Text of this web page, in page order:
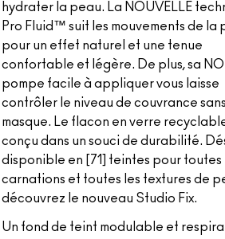
hydrater la peau. La NOUVELLE
Pro Fluid™ suit les mouvements de la
pour un effet naturel et une tenue
confortable et légère. De plus, sa
pompe facile à appliquer vous laisse
contrôler le niveau de couvrance
masque. Le flacon en verre
conçu dans un souci de durabilité.
disponible en [71] teintes pour toutes
carnations et toutes les textures de
découvrez le nouveau Studio Fix.
Un fond de teint modulable et